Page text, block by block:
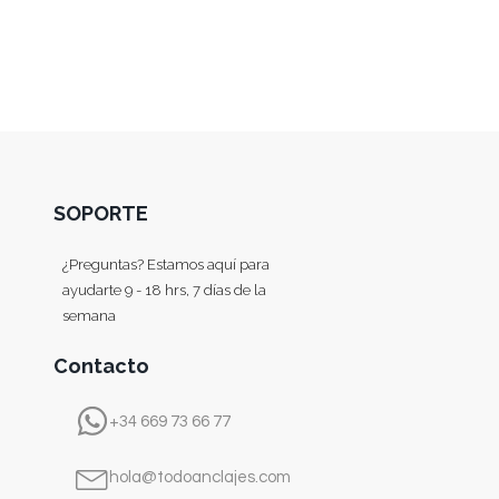
SOPORTE
¿Preguntas? Estamos aquí para
ayudarte 9 - 18 hrs, 7 días de la
semana
Contacto
+34 669 73 66 77
hola@todoanclajes.com